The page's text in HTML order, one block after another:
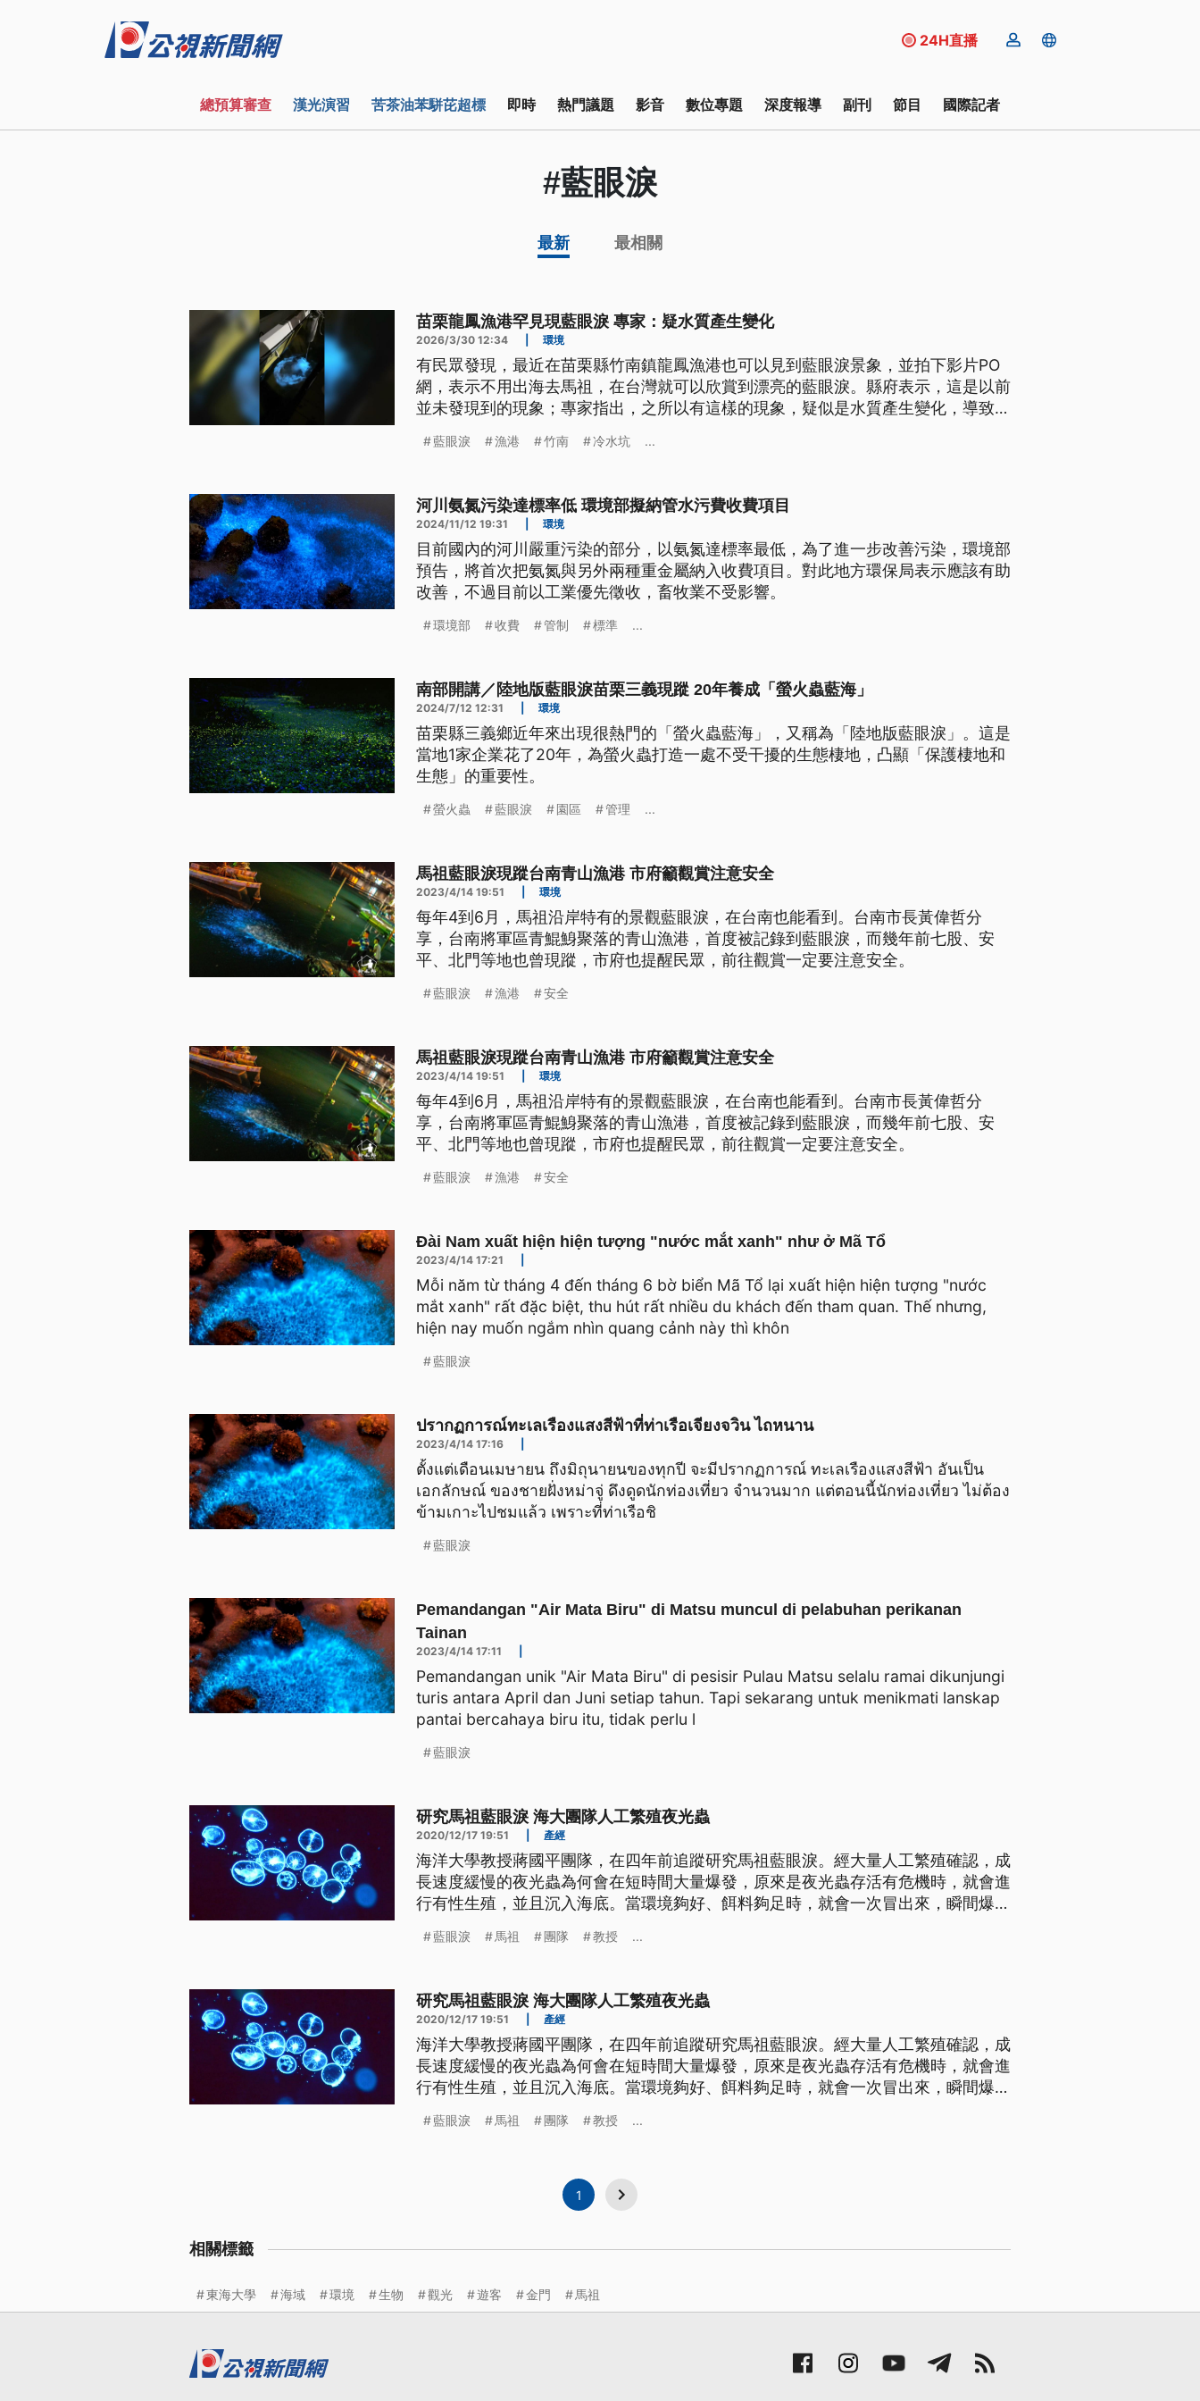
24H直播
總預算審查 漢光演習 苦茶油苯駢芘超標 即時 熱門議題 影音 數位專題 深度報導 副刊 節目 國際記者
#藍眼淚
最新 最相關
苗栗龍鳳漁港罕見現藍眼淚 專家：疑水質產生變化
2026/3/30 12:34 環境
有民眾發現，最近在苗栗縣竹南鎮龍鳳漁港也可以見到藍眼淚景象，並拍下影片PO
網，表示不用出海去馬祖，在台灣就可以欣賞到漂亮的藍眼淚。縣府表示，這是以前
並未發現到的現象；專家指出，之所以有這樣的現象，疑似是水質產生變化，導致夜
藍眼淚 漁港 竹南 冷水坑 ...
河川氨氮污染達標率低 環境部擬納管水污費收費項目
2024/11/12 19:31 環境
目前國內的河川嚴重污染的部分，以氨氮達標率最低，為了進一步改善污染，環境部
預告，將首次把氨氮與另外兩種重金屬納入收費項目。對此地方環保局表示應該有助
改善，不過目前以工業優先徵收，畜牧業不受影響。
環境部 收費 管制 標準 ...
南部開講／陸地版藍眼淚苗栗三義現蹤 20年養成「螢火蟲藍海」
2024/7/12 12:31 環境
苗栗縣三義鄉近年來出現很熱門的「螢火蟲藍海」，又稱為「陸地版藍眼淚」。這是
當地1家企業花了20年，為螢火蟲打造一處不受干擾的生態棲地，凸顯「保護棲地和
生態」的重要性。
螢火蟲 藍眼淚 園區 管理 ...
馬祖藍眼淚現蹤台南青山漁港 市府籲觀賞注意安全
2023/4/14 19:51 環境
每年4到6月，馬祖沿岸特有的景觀藍眼淚，在台南也能看到。台南市長黃偉哲分
享，台南將軍區青鯤鯓聚落的青山漁港，首度被記錄到藍眼淚，而幾年前七股、安
平、北門等地也曾現蹤，市府也提醒民眾，前往觀賞一定要注意安全。
藍眼淚 漁港 安全
馬祖藍眼淚現蹤台南青山漁港 市府籲觀賞注意安全
2023/4/14 19:51 環境
每年4到6月，馬祖沿岸特有的景觀藍眼淚，在台南也能看到。台南市長黃偉哲分
享，台南將軍區青鯤鯓聚落的青山漁港，首度被記錄到藍眼淚，而幾年前七股、安
平、北門等地也曾現蹤，市府也提醒民眾，前往觀賞一定要注意安全。
藍眼淚 漁港 安全
Đài Nam xuất hiện hiện tượng "nước mắt xanh" như ở Mã Tổ
2023/4/14 17:21
Mỗi năm từ tháng 4 đến tháng 6 bờ biển Mã Tổ lại xuất hiện hiện tượng "nước
mắt xanh" rất đặc biệt, thu hút rất nhiều du khách đến tham quan. Thế nhưng,
hiện nay muốn ngắm nhìn quang cảnh này thì khôn
藍眼淚
ปรากฏการณ์ทะเลเรืองแสงสีฟ้าที่ท่าเรือเจียงจวิน ไถหนาน
2023/4/14 17:16
ตั้งแต่เดือนเมษายน ถึงมิถุนายนของทุกปี จะมีปรากฏการณ์ ทะเลเรืองแสงสีฟ้า อันเป็น
เอกลักษณ์ ของชายฝั่งหม่าจู่ ดึงดูดนักท่องเที่ยว จำนวนมาก แต่ตอนนี้นักท่องเที่ยว ไม่ต้อง
ข้ามเกาะไปชมแล้ว เพราะที่ท่าเรือชิ
藍眼淚
Pemandangan "Air Mata Biru" di Matsu muncul di pelabuhan perikanan
Tainan
2023/4/14 17:11
Pemandangan unik "Air Mata Biru" di pesisir Pulau Matsu selalu ramai dikunjungi
turis antara April dan Juni setiap tahun. Tapi sekarang untuk menikmati lanskap
pantai bercahaya biru itu, tidak perlu l
藍眼淚
研究馬祖藍眼淚 海大團隊人工繁殖夜光蟲
2020/12/17 19:51 產經
海洋大學教授蔣國平團隊，在四年前追蹤研究馬祖藍眼淚。經大量人工繁殖確認，成
長速度緩慢的夜光蟲為何會在短時間大量爆發，原來是夜光蟲存活有危機時，就會進
行有性生殖，並且沉入海底。當環境夠好、餌料夠足時，就會一次冒出來，瞬間爆
夜光蟲隨波動發出藍光，有馬祖藍眼淚的感覺，是海大教授蔣國平團隊2017起研究
藍眼淚 馬祖 團隊 教授 ...
研究馬祖藍眼淚 海大團隊人工繁殖夜光蟲
2020/12/17 19:51 產經
海洋大學教授蔣國平團隊，在四年前追蹤研究馬祖藍眼淚。經大量人工繁殖確認，成
長速度緩慢的夜光蟲為何會在短時間大量爆發，原來是夜光蟲存活有危機時，就會進
行有性生殖，並且沉入海底。當環境夠好、餌料夠足時，就會一次冒出來，瞬間爆
夜光蟲隨波動發出藍光，有馬祖藍眼淚的感覺，是海大教授蔣國平團隊2017起研究
藍眼淚 馬祖 團隊 教授 ...
1
相關標籤
東海大學 海域 環境 生物 觀光 遊客 金門 馬祖